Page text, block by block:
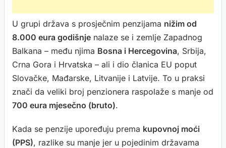
U grupi država s prosječnim penzijama nižim od
8.000 eura godišnje nalaze se i zemlje Zapadnog
Balkana – među njima Bosna i Hercegovina, Srbija,
Crna Gora i Hrvatska – ali i dio članica EU poput
Slovačke, Mađarske, Litvanije i Latvije. To u praksi
znači da veliki broj penzionera raspolaže s manje od
700 eura mjesečno (bruto).
Kada se penzije upoređuju prema kupovnoj moći
(PPS), razlike su manje jer u pojedinim državama